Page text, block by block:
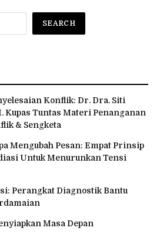
SEARCH
Konflik: Dr. Dra. Siti
Kupas Tuntas Materi Penanganan
& Sengketa
Mengubah Pesan: Empat Prinsip
Untuk Menurunkan Tensi
Perangkat Diagnostik Bantu
Masa Depan